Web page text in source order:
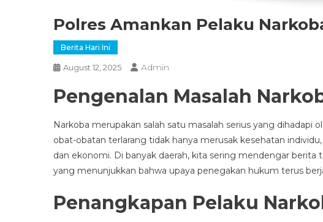
Polres Amankan Pelaku
Berita Hari Ini
August 12, 2025 Admin
Pengenalan Masalah
Narkoba merupakan salah satu masalah serius yang dihadapi
obat-obatan terlarang tidak hanya merusak kesehatan
dan ekonomi. Di banyak daerah, kita sering mendengar berita
yang menunjukkan bahwa upaya penegakan hukum terus
Penangkapan Pelaku